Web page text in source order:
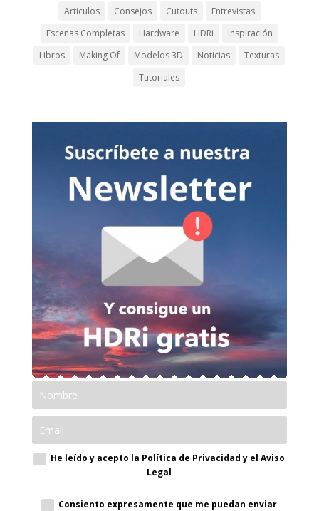
Articulos Consejos Cutouts
Entrevistas
Escenas Completas
Hardware HDRi
Inspiración
Libros
Making Of Modelos 3D Noticias
Texturas
Tutoriales
He leído y acepto la Política de Privacidad y el Aviso
Legal
Consiento expresamente que me puedan enviar